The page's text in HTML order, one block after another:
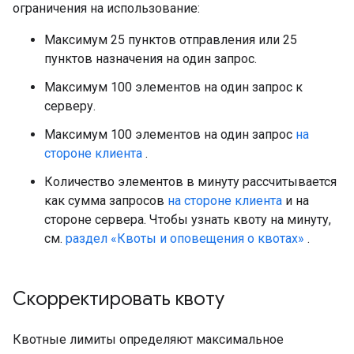
ограничения на использование:
Максимум 25 пунктов отправления или 25
пунктов назначения на один запрос.
Максимум 100 элементов на один запрос к
серверу.
Максимум 100 элементов на один запрос на
стороне клиента .
Количество элементов в минуту рассчитывается
как сумма запросов на стороне клиента и на
стороне сервера. Чтобы узнать квоту на минуту,
см. раздел «Квоты и оповещения о квотах» .
Скорректировать квоту
Квотные лимиты определяют максимальное